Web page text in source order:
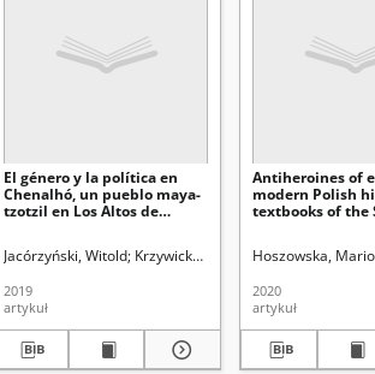
Red.
El género y la política en
Chenalhó, un pueblo maya-
tzotzil en Los Altos de
Jacórzyński, Witold Krzywicka, Katarzyna. Red.
2019
artykuł
Antiheroines of
modern Polish
textbooks of the
Hoszowska,
2020
artykuł